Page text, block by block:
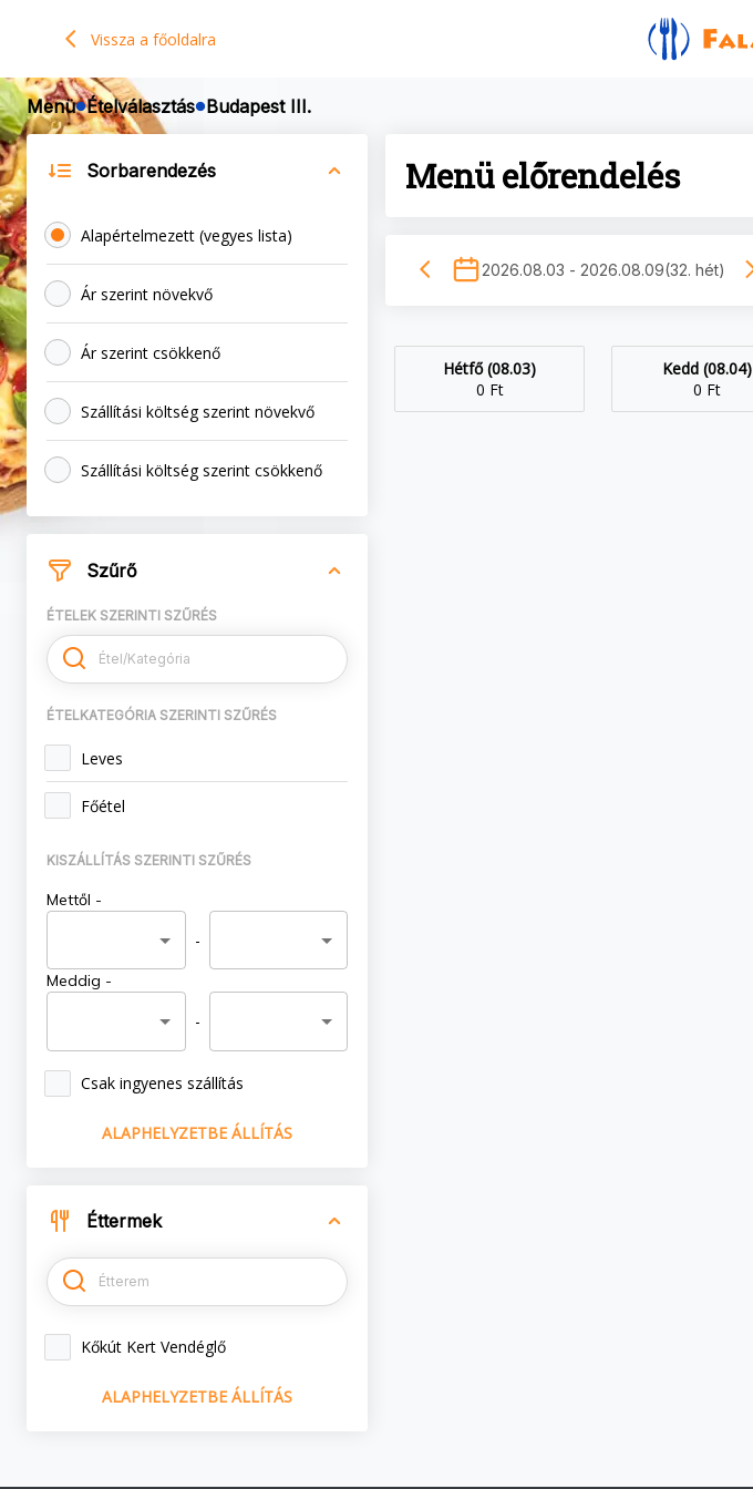
Vissza a főoldalra
Menü Ételválasztás Budapest III.
Sorbarendezés
Alapértelmezett (vegyes lista)
Ár szerint növekvő
Ár szerint csökkenő
Szállítási költség szerint növekvő
Szállítási költség szerint csökkenő
Szűrő
ÉTELEK SZERINTI SZŰRÉS
ÉTELKATEGÓRIA SZERINTI SZŰRÉS
Leves
Főétel
KISZÁLLÍTÁS SZERINTI SZŰRÉS
Mettől -
-
Meddig -
-
Csak ingyenes szállítás
ALAPHELYZETBE ÁLLÍTÁS
Éttermek
Kőkút Kert Vendéglő
ALAPHELYZETBE ÁLLÍTÁS
Menü előrendelés
2026.08.03 - 2026.08.09(32. hét)
Hétfő (08.03)
0 Ft
Kedd (08.04)
0 Ft